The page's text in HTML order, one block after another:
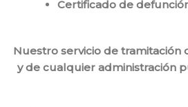
Certificado de
Nuestro servicio de
y de cualquier administración